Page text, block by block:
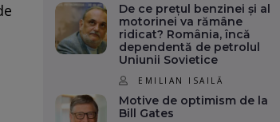
De ce prețul benzinei și al
motorinei va rămâne
ridicat? România, încă
dependentă de petrolul
Uniunii Sovietice
EMILIAN ISAILĂ
Motive de optimism de la
Bill Gates